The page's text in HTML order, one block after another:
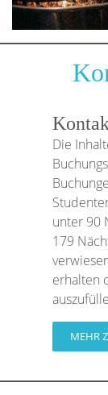
Die
unter 90
179
erhalten
MEHR